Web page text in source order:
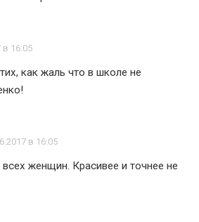
в 16:05
как жаль что в школе не
в 16:05
женщин. Красивее и точнее не